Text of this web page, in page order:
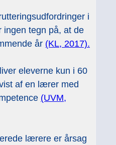
i
ingen tegn på, at de
år (KL, 2017).
eleverne kun i 60
af en lærer med
(UVM,
lærere er årsag